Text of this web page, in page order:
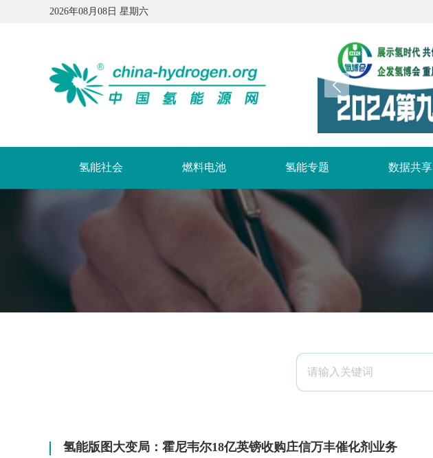
2026年08月08日 星期六
氢能社会 燃料电池 氢能专题 数据共享
氢能版图大变局：霍尼韦尔18亿英镑收购庄信万丰催化剂业务